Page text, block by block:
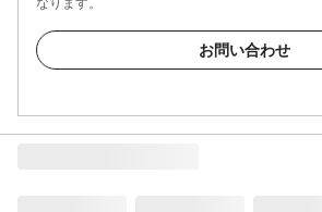
なります。
お問い合わせ